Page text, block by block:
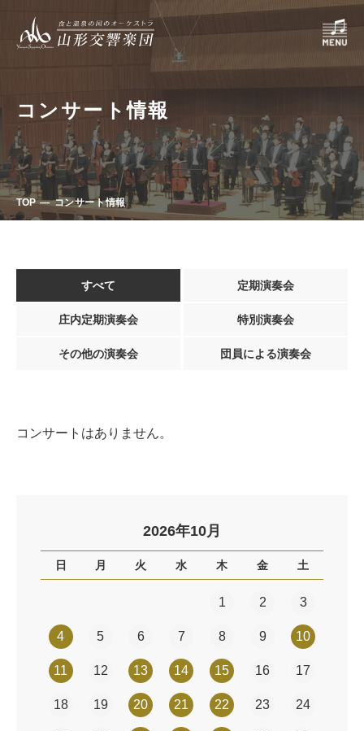
コンサート情報
TOP コンサート情報
すべて 定期演奏会
庄内定期演奏会 特別演奏会
その他の演奏会 団員による演奏会
コンサートはありません。
2026年10月
日 月 火 水 木 金 土
1 2 3
4 5 6 7 8 9 10
11 12 13 14 15 16 17
18 19 20 21 22 23 24